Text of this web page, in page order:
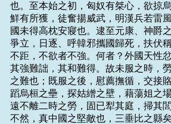
也。至本始之初，匈奴有桀心，欲掠
鮮有所獲，徒奮揚威武，明漢兵若雷
國未得高枕安寢也。逮至元康、神爵
爭立，日逐、呼韓邪攜國歸死，扶伏
不距，不欲者不強。何者？外國天性
其強難詘，其和難得。故未服之時，
之難也；既服之後，慰薦撫循，交接
蹈烏桓之壘，探姑繒之壁，藉蕩姐之
遠不離二時之勞，固已犁其庭，掃其
不然，真中國之堅敵也，三垂比之縣